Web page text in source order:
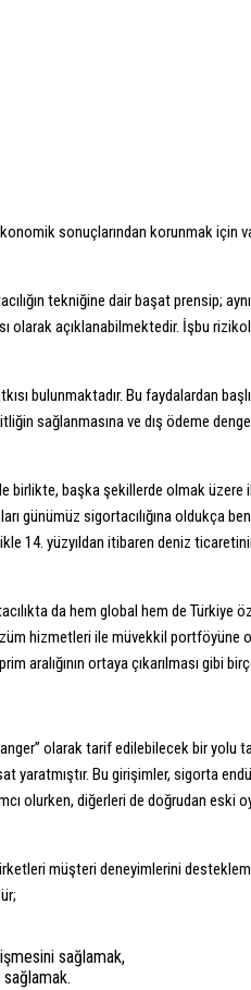
sonuçlarından korunmak için
tekniğine dair başat prensip;
açıklanabilmektedir. İşbu
Bu faydalardan
sağlanmasına ve dış ödeme
birlikte, başka şekillerde olmak
günümüz sigortacılığına oldukça
yüzyıldan itibaren deniz
da hem global hem de
hizmetleri ile müvekkil
ortaya çıkarılması gibi
olarak tarif edilebilecek bir yolu
yaratmıştır. Bu girişimler, sigorta
olurken, diğerleri de doğrudan
müşteri deneyimlerini
sağlamak,